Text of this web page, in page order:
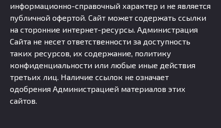
информационно-справочный характер и не является
публичной офертой. Сайт может содержать ссылки
на сторонние интернет-ресурсы. Администрация
Сайта не несет ответственности за доступность
таких ресурсов, их содержание, политику
конфиденциальности или любые иные действия
третьих лиц. Наличие ссылок не означает
одобрения Администрацией материалов этих
сайтов.